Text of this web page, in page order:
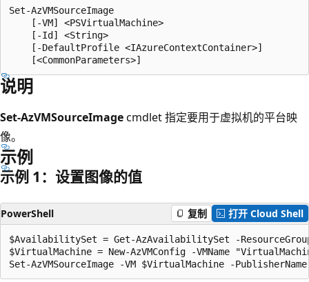
Set-AzVMSourceImage
    [-VM] <PSVirtualMachine>
    [-Id] <String>
    [-DefaultProfile <IAzureContextContainer>]
说明
Set-AzVMSourceImagecmdlet 指定要用于虚拟机的平台映
像。
示例
示例 1：设置图像的值
PowerShell 复制 打开 Cloud Shell
$AvailabilitySet = Get-AzAvailabilitySet -
$VirtualMachine = New-AzVMConfig -VMName